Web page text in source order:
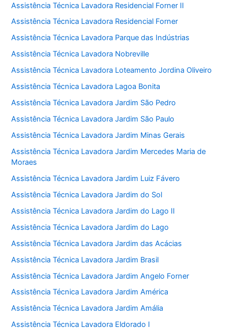
Assistência Técnica Lavadora Residencial Forner II
Assistência Técnica Lavadora Residencial Forner
Assistência Técnica Lavadora Parque das Indústrias
Assistência Técnica Lavadora Nobreville
Assistência Técnica Lavadora Loteamento Jordina Oliveiro
Assistência Técnica Lavadora Lagoa Bonita
Assistência Técnica Lavadora Jardim São Pedro
Assistência Técnica Lavadora Jardim São Paulo
Assistência Técnica Lavadora Jardim Minas Gerais
Assistência Técnica Lavadora Jardim Mercedes Maria de
Moraes
Assistência Técnica Lavadora Jardim Luiz Fávero
Assistência Técnica Lavadora Jardim do Sol
Assistência Técnica Lavadora Jardim do Lago II
Assistência Técnica Lavadora Jardim do Lago
Assistência Técnica Lavadora Jardim das Acácias
Assistência Técnica Lavadora Jardim Brasil
Assistência Técnica Lavadora Jardim Angelo Forner
Assistência Técnica Lavadora Jardim América
Assistência Técnica Lavadora Jardim Amália
Assistência Técnica Lavadora Eldorado I